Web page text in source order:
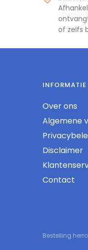
of zelfs
INFORMATIE
Over ons
Algemene
Disclaimer
Contact
Bestelling